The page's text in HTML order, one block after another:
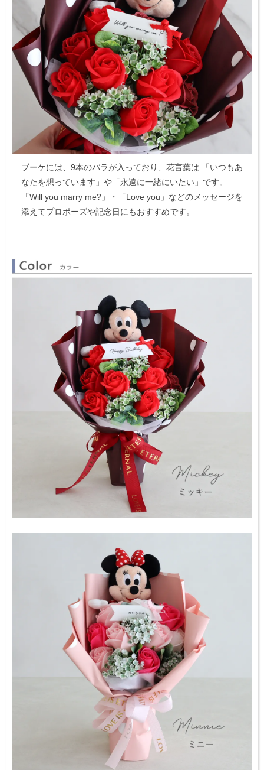
ブーケには、9本のバラが入っており、花言葉は 「いつもあ
なたを想っています」や「永遠に一緒にいたい」です。
「Will you marry me?」・「Love you」などのメッセージを
添えてプロポーズや記念日にもおすすめです。